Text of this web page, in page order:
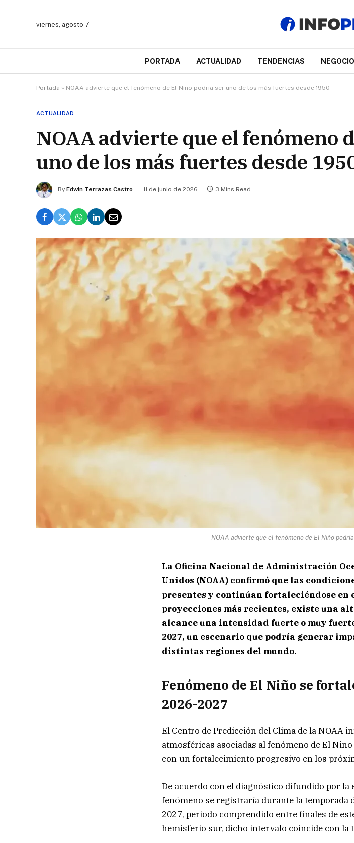
viernes, agosto 7
PORTADA ACTUALIDAD TENDENCIAS
Portada » NOAA advierte que el fenómeno de El Niño podría ser uno de los más fuertes desde 1950
ACTUALIDAD
NOAA advierte que el fenómeno
uno de los más fuertes desde
By Edwin Terrazas Castro 11 de junio de 2026 3 Mins Read
NOAA advierte que el fenómeno de El Niño
La Oficina Nacional de Administración
Unidos (NOAA) confirmó que las
presentes y continúan fortaleciéndose en
proyecciones más recientes, existe una
alcance una intensidad fuerte o muy
2027, un escenario que podría generar
distintas regiones del mundo.
Fenómeno de El Niño se
2026-2027
El Centro de Predicción del Clima de la NOAA
atmosféricas asociadas al fenómeno de El
con un fortalecimiento progresivo en los
De acuerdo con el diagnóstico difundido por la
fenómeno se registraría durante la
2027, periodo comprendido entre finales de
hemisferio sur, dicho intervalo coincide con la